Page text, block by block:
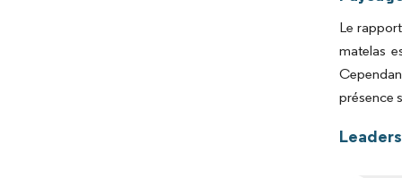
Le
matelas
présence